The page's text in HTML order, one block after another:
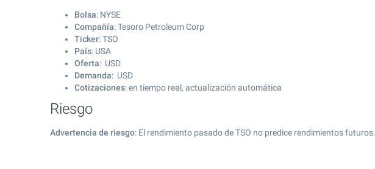
Bolsa: NYSE
Compañía: Tesoro Petroleum Corp
Ticker: TSO
País: USA
Oferta: USD
Demanda: USD
Cotizaciones: en tiempo real, actualización automática
Riesgo
Advertencia de riesgo: El rendimiento pasado de TSO no predice rendimientos futuros.